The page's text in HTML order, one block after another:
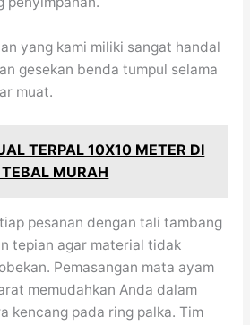
yang kami miliki sangat handal
gesekan benda tumpul selama
muat.
TERPAL 10X10 METER DI
MURAH
pesanan dengan tali tambang
tepian agar material tidak
Pemasangan mata ayam
memudahkan Anda dalam
kencang pada ring palka. Tim